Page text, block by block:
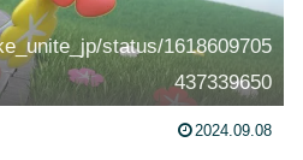
status/1618609705
437339650
2024.09.08